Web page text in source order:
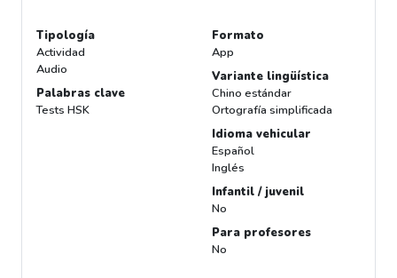
Tipología
Actividad
Audio
Palabras clave
Tests HSK
Formato
App
Variante lingüística
Chino estándar
Ortografía simplificada
Idioma vehicular
Español
Inglés
Infantil / juvenil
No
Para profesores
No